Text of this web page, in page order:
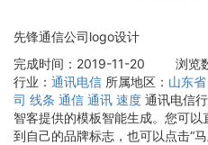
先锋通信公司logo设计
完成时间：2019-11-20
浏览
行业： 通讯电信 所属地区： 山东省
司 线条 通信 通讯 速度 通讯电信
智客提供的模板智能生成。您可
到自己的品牌标志，也可以点击“